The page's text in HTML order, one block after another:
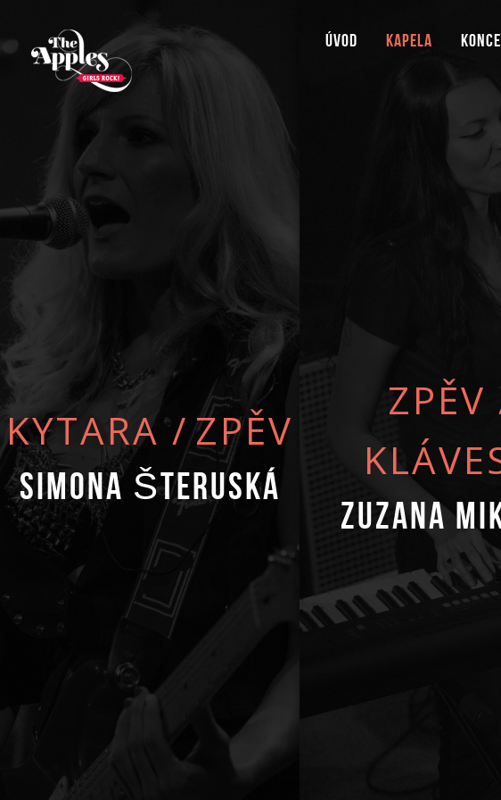
Úvod Kapela
KYTARA/ZPĚV
Simona Šteruská
ZPĚV
Zuzana